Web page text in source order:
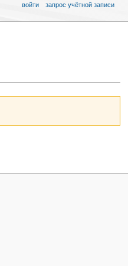
войти запрос учётной записи